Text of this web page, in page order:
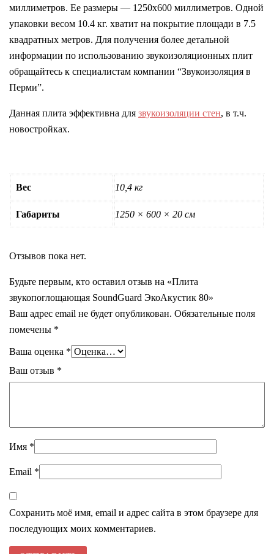
миллиметров. Ее размеры — 1250х600 миллиметров. Одной
упаковки весом 10.4 кг. хватит на покрытие площади в 7.5
квадратных метров. Для получения более детальной
информации по использованию звукоизоляционных плит
обращайтесь к специалистам компании “Звукоизоляция в
Перми”.
Данная плита эффективна для звукоизоляции стен, в т.ч.
новостройках.
Вес 10,4 кг
Габариты 1250 × 600 × 20 см
Отзывов пока нет.
Будьте первым, кто оставил отзыв на «Плита
звукопоглощающая SoundGuard ЭкоАкустик 80»
Ваш адрес email не будет опубликован. Обязательные поля
помечены *
Ваша оценка *
Ваш отзыв *
Имя *
Email *
Сохранить моё имя, email и адрес сайта в этом браузере для
последующих моих комментариев.